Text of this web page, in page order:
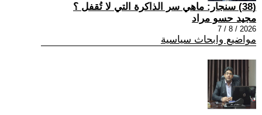
(38) سنجار: ماهي سر الذاكرة التي لا تُقفل ؟
مجيد حسو مراد
2026 / 8 / 7
مواضيع وابحاث سياسية